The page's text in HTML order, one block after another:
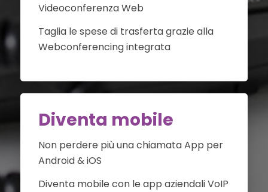
Videoconferenza Web
Taglia le spese di trasferta grazie alla
Webconferencing integrata
Diventa mobile
Non perdere più una chiamata App per
Android & iOS
Diventa mobile con le app aziendali VoIP